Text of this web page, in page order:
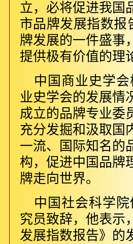
立，必将促进我国
市品牌发展指数报
牌发展的一件盛事
提供极有价值的理
中国商业史学
业史学会的发展情
成立的品牌专业委
充分发掘和汲取国
一流、国际知名的
构，促进中国品牌
牌走向世界。
中国社会科学
究员致辞，他表示
发展指数报告》的